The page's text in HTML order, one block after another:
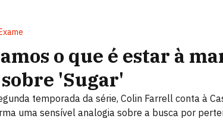
o que é estar à
'Sugar'
temporada da série, Colin Farrell conta à
uma sensível analogia sobre a busca por